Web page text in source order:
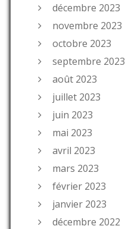
décembre 2023
novembre 2023
octobre 2023
septembre 2023
août 2023
juillet 2023
juin 2023
mai 2023
avril 2023
mars 2023
février 2023
janvier 2023
décembre 2022